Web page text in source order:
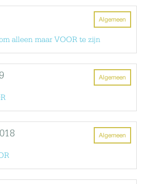
Algemeen
alleen maar VOOR te zijn
Algemeen
Algemeen